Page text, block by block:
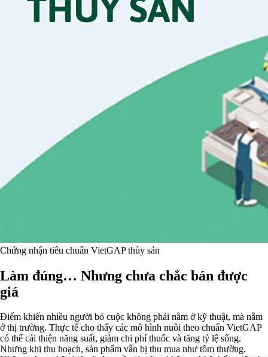
Chứng nhận tiêu chuẩn VietGAP thủy sản
Làm đúng… Nhưng chưa chắc bán được
giá
Điểm khiến nhiều người bỏ cuộc không phải nằm ở kỹ thuật, mà nằm
ở thị trường. Thực tế cho thấy các mô hình nuôi theo chuẩn VietGAP
có thể cải thiện năng suất, giảm chi phí thuốc và tăng tỷ lệ sống.
Nhưng khi thu hoạch, sản phẩm vẫn bị thu mua như tôm thường.